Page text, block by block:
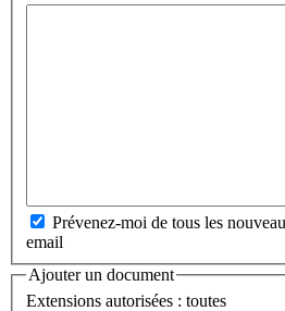
Prévenez-moi de tous les
email
Ajouter un document
Extensions autorisées : toutes